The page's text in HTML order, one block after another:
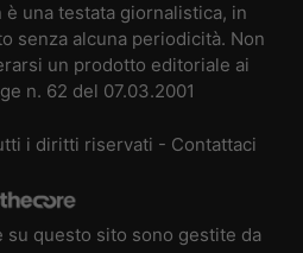
una testata giornalistica, in
senza alcuna periodicità. Non
un prodotto editoriale ai
n. 62 del 07.03.2001
i diritti riservati - Contattaci
su questo sito sono gestite da